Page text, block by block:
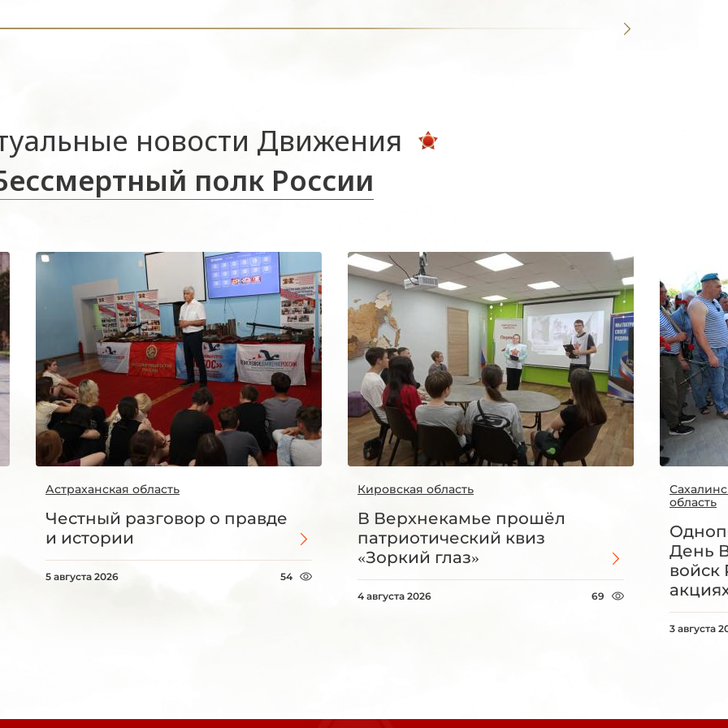
новости Движения
полк России
Астраханская область
Честный разговор о правде
и истории
5 августа 2026 54
Кировская область
В Верхнекамье прошёл
патриотический квиз
«Зоркий глаз»
4 августа 2026 69
область
День
войск
3 августа